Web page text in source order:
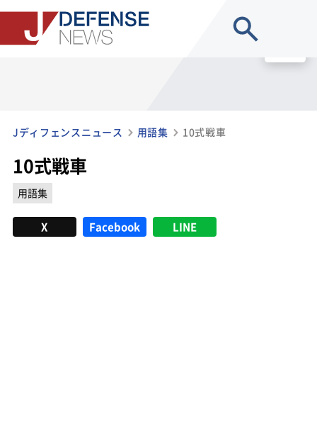
Jディフェンスニュース 用語集 10式戦車
10式戦車
用語集
X Facebook LINE